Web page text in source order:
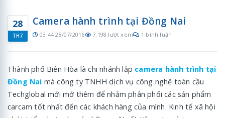
28
TH7
Camera hành trình tại Đồng Nai
03:44 28/07/2016 7.198 lượt xem 1 bình luận
Thành phố Biên Hòa là chi nhánh lắp camera hành trình tại
Đồng Nai mà công ty TNHH dịch vụ công nghệ toàn cầu
Techglobal mới mở thêm để nhằm phân phối các sản phẩm
carcam tốt nhất đến các khách hàng của mình. Kinh tế xã hội